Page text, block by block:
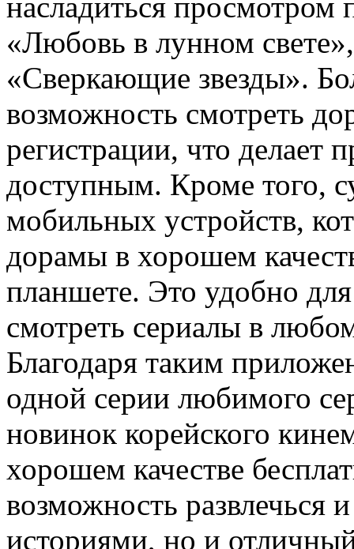
«Любовь в лунном
«Сверкающие звезды».
возможность смотреть
регистрации, что делает
доступным. Кроме того,
мобильных устройств,
дорамы в хорошем
планшете. Это удобно
смотреть сериалы в
Благодаря таким
одной серии любимого
новинок корейского
хорошем качестве
возможность развлечься
историями, но и